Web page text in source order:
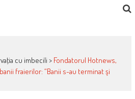
cu imbecili > Fondatorul Hotnews,
fraierilor: “Banii s-au terminat şi